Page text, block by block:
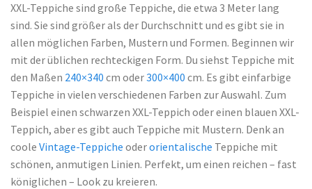
XXL-Teppiche sind große Teppiche, die etwa 3 Meter lang
sind. Sie sind größer als der Durchschnitt und es gibt sie in
allen möglichen Farben, Mustern und Formen. Beginnen wir
mit der üblichen rechteckigen Form. Du siehst Teppiche mit
den Maßen 240×340 cm oder300×400 cm. Es gibt einfarbige
Teppiche in vielen verschiedenen Farben zur Auswahl. Zum
Beispiel einen schwarzen XXL-Teppich oder einen blauen XXL-
Teppich, aber es gibt auch Teppiche mit Mustern. Denk an
coole Vintage-Teppiche oderorientalische Teppiche mit
schönen, anmutigen Linien. Perfekt, um einen reichen – fast
königlichen – Look zu kreieren.